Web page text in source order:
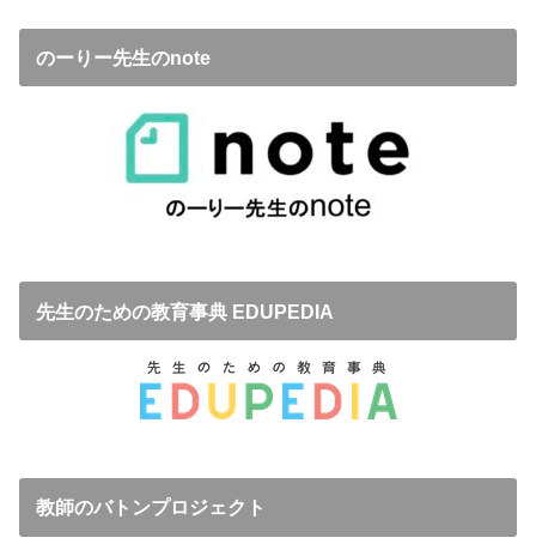
のーりー先生のnote
先生のための教育事典 EDUPEDIA
教師のバトンプロジェクト